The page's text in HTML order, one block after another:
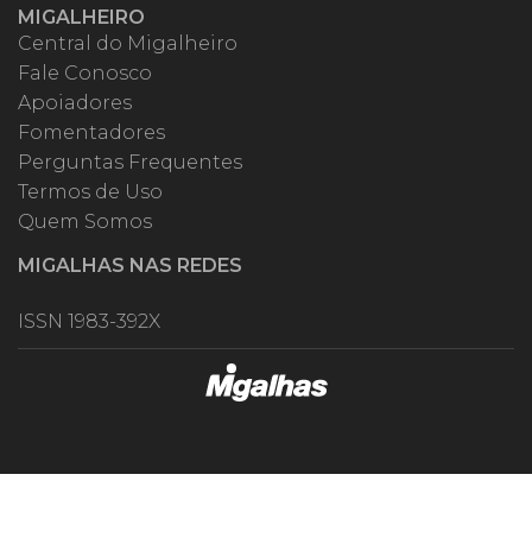
MIGALHEIRO
Central do Migalheiro
Fale Conosco
Apoiadores
Fomentadores
Perguntas Frequentes
Termos de Uso
Quem Somos
MIGALHAS NAS REDES
ISSN 1983-392X